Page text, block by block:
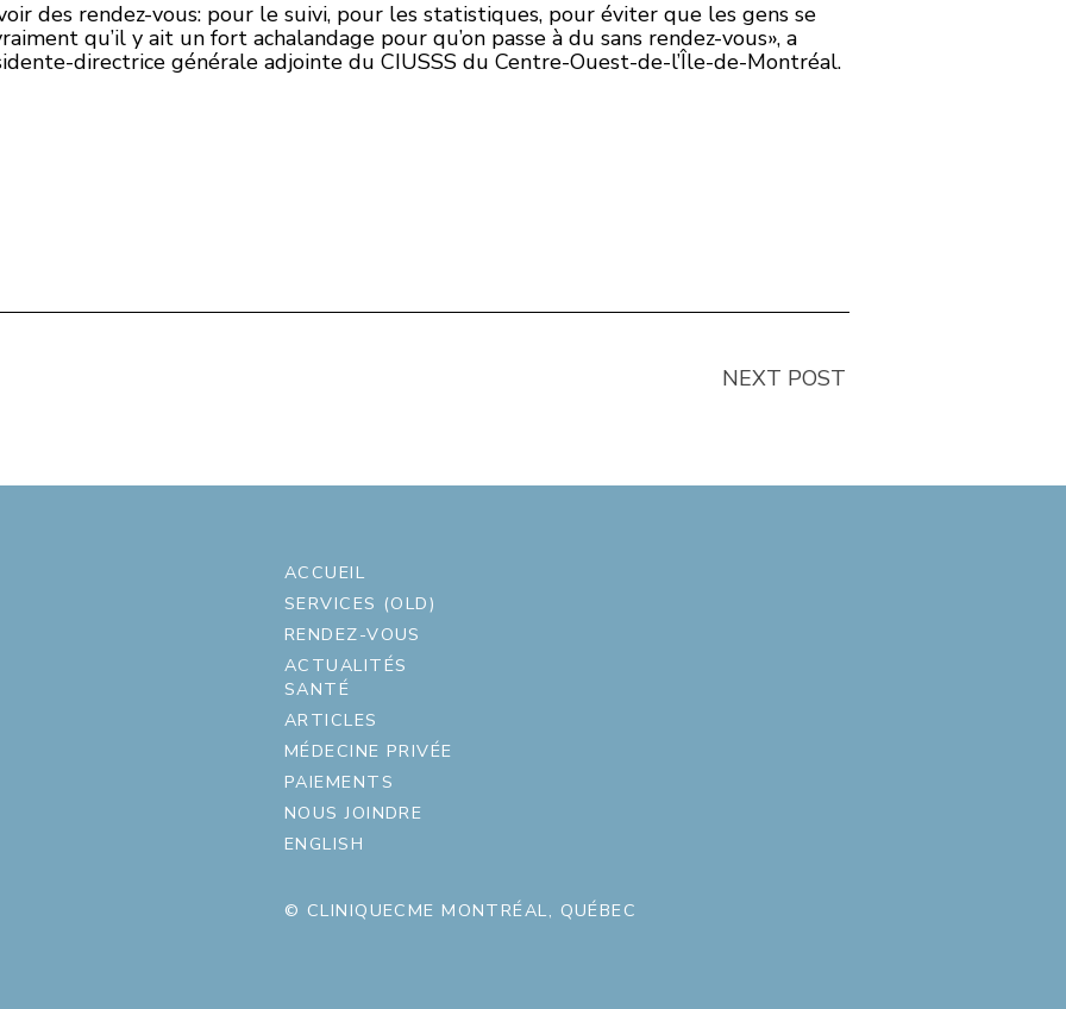
des rendez-vous: pour le suivi, pour les statistiques, pour éviter que les gens se
qu’il y ait un fort achalandage pour qu’on passe à du sans rendez-vous», a
directrice générale adjointe du CIUSSS du Centre-Ouest-de-l’Île-de-Montréal.
NEXT POST
ACCUEIL
SERVICES (OLD)
RENDEZ-VOUS
ACTUALITÉS
SANTÉ
ARTICLES
MÉDECINE PRIVÉE
PAIEMENTS
NOUS JOINDRE
ENGLISH
© CLINIQUECME MONTRÉAL, QUÉBEC